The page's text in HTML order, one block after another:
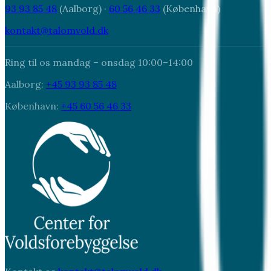
93 93 85 48 (Aalborg) · 60 56 46 33 (København )
kontakt@talomvold.dk
Ring til os mandag – onsdag 10:00–14:00
Aalborg: +45 93 93 85 48
København: +45 60 56 46 33